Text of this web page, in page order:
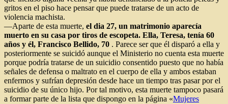
gritos en el piso hace pensar que puede tratarse de un acto de
violencia machista.
—Aparte de esta muerte, el dia 27, un matrimonio aparecía
muerto en su casa por tiros de escopeta. Ella, Teresa, tenía 60
años y él, Francisco Bellido, 70 . Parece ser que él disparó a ella y
posteriormente se suicidó aunque el Ministerio no cuenta esta muerte
porque podría tratarse de un suicidio consentido puesto que no había
señales de defensa o maltrato en el cuerpo de ella y ambos estaban
enfermos y sufrían depresión desde hace un tiempo tras pasar por el
suicidio de su único hijo. Por tal motivo, esta muerte tampoco pasará
a formar parte de la lista que dispongo en la página «Mujeres